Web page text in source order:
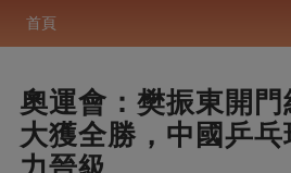
首頁
奧運會：樊振東開
大獲全勝，中國乒